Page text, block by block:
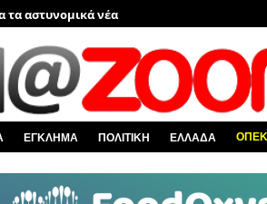
τα νέα από τον κόσμο
τα νέα για την Χαλκίδα και όλη την Εύβοια
τις ειδήσεις από την Ελλάδα
τα πολιτικά νέα
αποκαλύψεις του EviaZoom.gr
τα αστυνομικά νέα
ΕΓΚΛΗΜΑ ΠΟΛΙΤΙΚΗ ΕΛΛΑΔΑ